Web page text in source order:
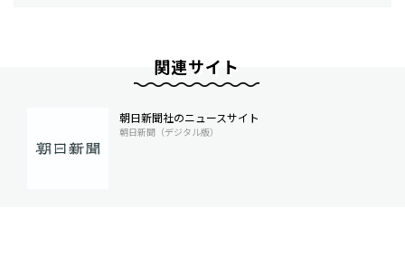
関連サイト
朝日新聞社のニュースサイト
朝日新聞（デジタル版）